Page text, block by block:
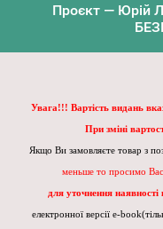
Проєкт — Юрій
Увага!!! Вартість видань
При зміні
Якщо Ви замовляєте товар з
меньше то просимо
для уточнення наявності
електронної версії e-